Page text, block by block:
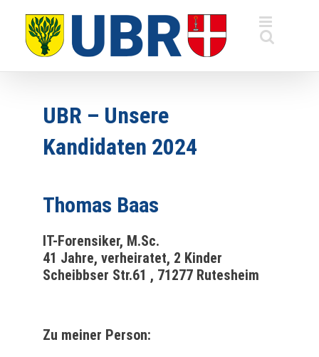
Inhalt
springen
UBR – Unsere
Kandidaten 2024
Thomas Baas
IT-Forensiker, M.Sc.
41 Jahre, verheiratet, 2 Kinder
Scheibbser Str.61 , 71277 Rutesheim
Zu meiner Person: